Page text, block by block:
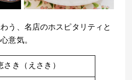
う、名店のホスピタリティと
意気。
さき（えさき）